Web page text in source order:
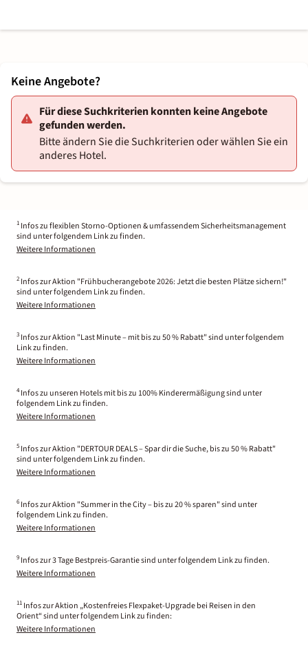
Keine Angebote?
Für diese Suchkriterien konnten keine Angebote
gefunden werden.
Bitte ändern Sie die Suchkriterien oder wählen Sie ein
anderes Hotel.
1 Infos zu flexiblen Storno-Optionen & umfassendem Sicherheitsmanagement
sind unter folgendem Link zu finden.
Weitere Informationen
2 Infos zur Aktion "Frühbucherangebote 2026: Jetzt die besten Plätze sichern!"
sind unter folgendem Link zu finden.
Weitere Informationen
3 Infos zur Aktion "Last Minute – mit bis zu 50 % Rabatt" sind unter folgendem
Link zu finden.
Weitere Informationen
4 Infos zu unseren Hotels mit bis zu 100% Kinderermäßigung sind unter
folgendem Link zu finden.
Weitere Informationen
5 Infos zur Aktion "DERTOUR DEALS – Spar dir die Suche, bis zu 50 % Rabatt"
sind unter folgendem Link zu finden.
Weitere Informationen
6 Infos zur Aktion "Summer in the City – bis zu 20 % sparen" sind unter
folgendem Link zu finden.
Weitere Informationen
9 Infos zur 3 Tage Bestpreis-Garantie sind unter folgendem Link zu finden.
Weitere Informationen
11 Infos zur Aktion „Kostenfreies Flexpaket-Upgrade bei Reisen in den
Orient“ sind unter folgendem Link zu finden:
Weitere Informationen